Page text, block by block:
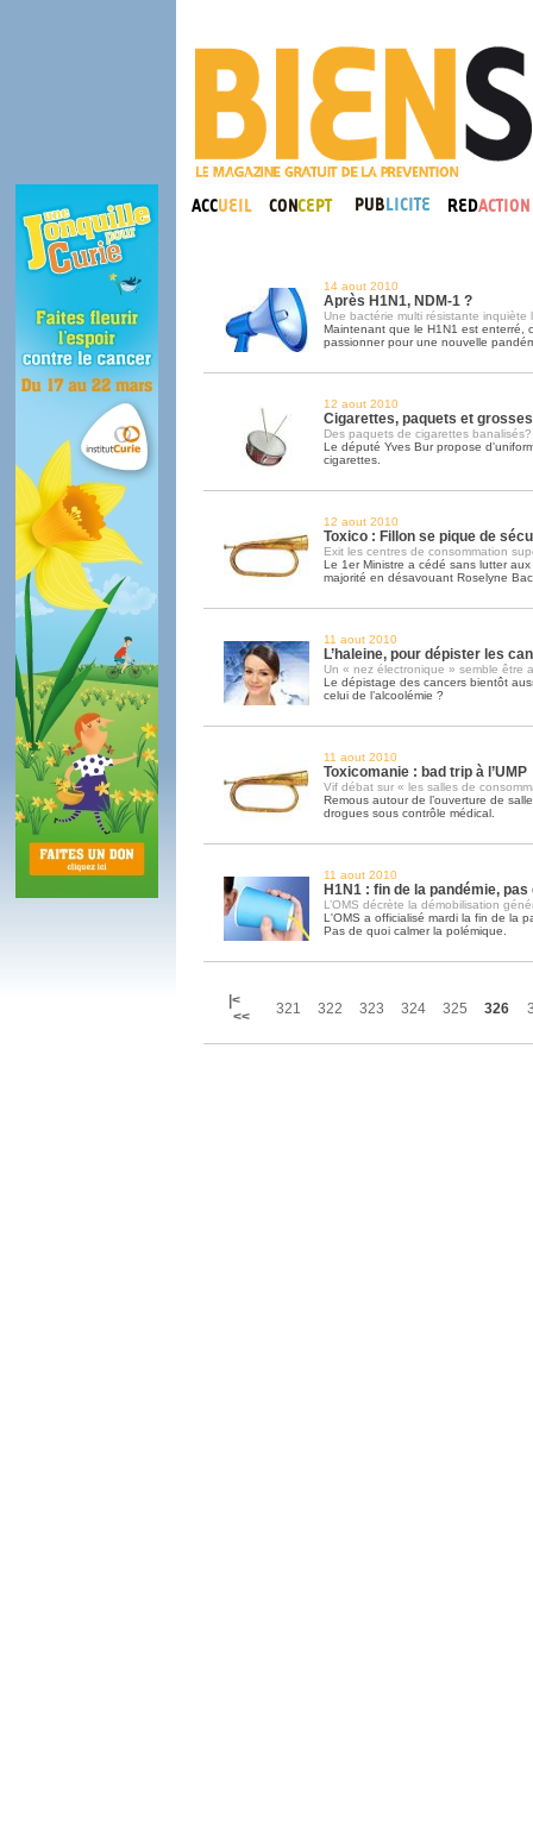
14 aout 2010
Après H1N1, NDM-1 ?
Une bactérie multi résistante inquiète
Maintenant que le H1N1 est enterré,
passionner pour une nouvelle
12 aout 2010
Cigarettes, paquets et
Des paquets de cigarettes banalisés?
Le député Yves Bur propose
cigarettes.
12 aout 2010
Toxico : Fillon se pique de
Exit les centres de consommation
Le 1er Ministre a cédé sans lutter
majorité en désavouant Roselyne
11 aout 2010
L’haleine, pour dépister les
Un « nez électronique » semble être
Le dépistage des cancers bientôt
celui de l’alcoolémie ?
11 aout 2010
Toxicomanie : bad trip à l’UMP
Vif débat sur « les salles de
Remous autour de l’ouverture de
drogues sous contrôle médical.
11 aout 2010
H1N1 : fin de la pandémie,
L’OMS décrète la démobilisation
L'OMS a officialisé mardi la fin de la
Pas de quoi calmer la polémique.
|<
<<
321 322 323 324 325 326